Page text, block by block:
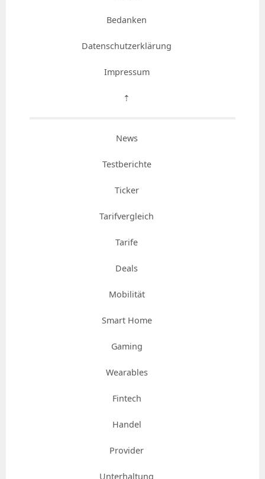
Bedanken
Datenschutzerklärung
Impressum
⇡
News
Testberichte
Ticker
Tarifvergleich
Tarife
Deals
Mobilität
Smart Home
Gaming
Wearables
Fintech
Handel
Provider
Unterhaltung